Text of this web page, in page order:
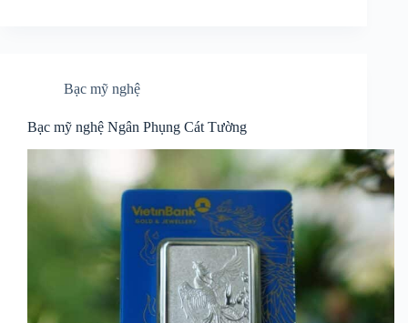
Bạc mỹ nghệ
Bạc mỹ nghệ Ngân Phụng Cát Tường